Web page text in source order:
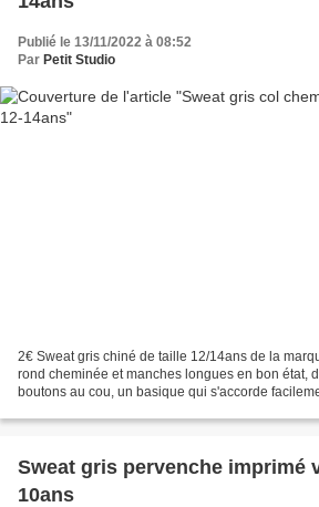
Publié le 13/11/2022 à 08:52
Par Petit Studio
2€ Sweat gris chiné de taille 12/14ans de la
rond cheminée et manches longues en bon état,
boutons au cou, un basique qui s'accorde
Sweat gris pervenche imprimé
10ans